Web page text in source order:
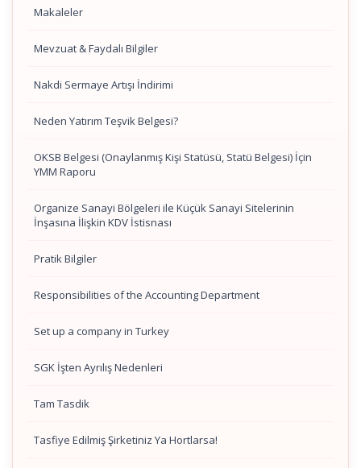
Makaleler
Mevzuat & Faydalı Bilgiler
Nakdi Sermaye Artışı İndirimi
Neden Yatırım Teşvik Belgesi?
OKSB Belgesi (Onaylanmış Kişi Statüsü, Statü Belgesi) İçin
YMM Raporu
Organize Sanayi Bölgeleri ile Küçük Sanayi Sitelerinin
İnşasına İlişkin KDV İstisnası
Pratik Bilgiler
Responsibilities of the Accounting Department
Set up a company in Turkey
SGK İşten Ayrılış Nedenleri
Tam Tasdik
Tasfiye Edilmiş Şirketiniz Ya Hortlarsa!